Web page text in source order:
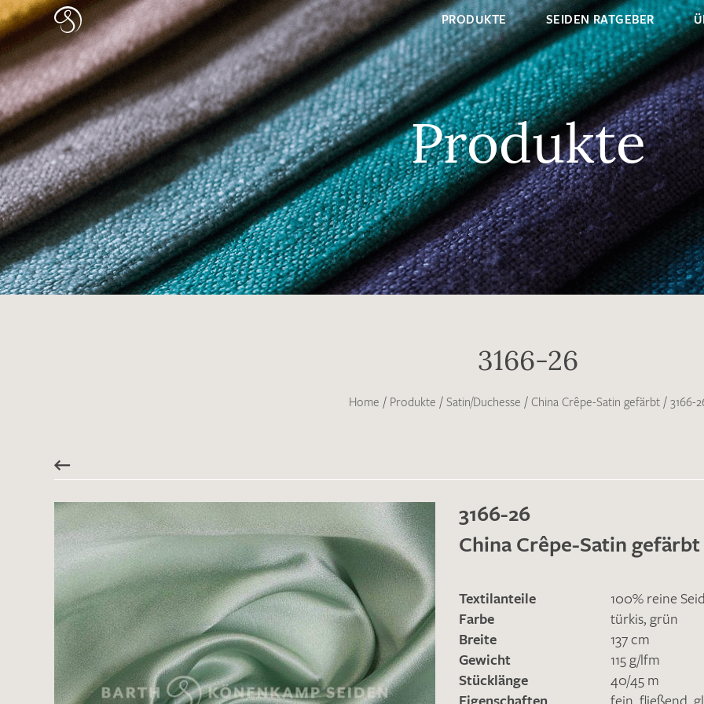
PRODUKTE SEIDEN RATGEBER
Produkte
3166-26
Home / Produkte / Satin/Duchesse / China Crêpe-Satin gefärbt / 3166-
3166-26
China Crêpe-Satin gefärbt
Textilanteile
100% reine
Farbe
türkis, grün
Breite
137 cm
Gewicht
115 g/lfm
Stücklänge
40/45 m
Eigenschaften
fein, fließend,